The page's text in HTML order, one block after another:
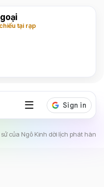
tại rạp
sử của Ngô Kinh dời lịch phát